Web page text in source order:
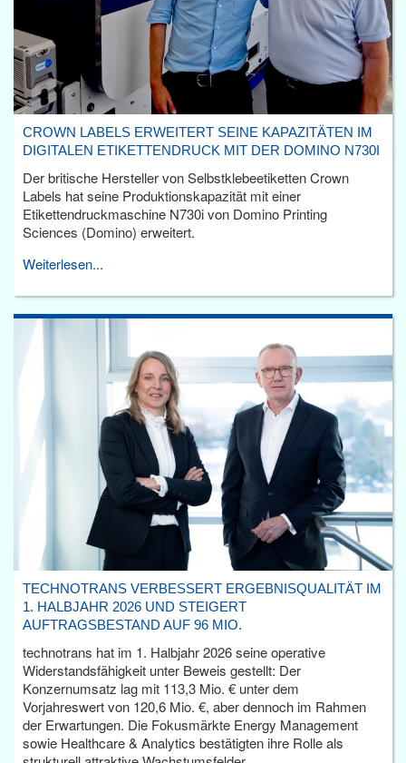
CROWN LABELS ERWEITERT SEINE KAPAZITÄTEN IM
DIGITALEN ETIKETTENDRUCK MIT DER DOMINO N730I
Der britische Hersteller von Selbstklebeetiketten Crown
Labels hat seine Produktionskapazität mit einer
Etikettendruckmaschine N730i von Domino Printing
Sciences (Domino) erweitert.
Weiterlesen...
TECHNOTRANS VERBESSERT ERGEBNISQUALITÄT IM
1. HALBJAHR 2026 UND STEIGERT
AUFTRAGSBESTAND AUF 96 MIO.
technotrans hat im 1. Halbjahr 2026 seine operative
Widerstandsfähigkeit unter Beweis gestellt: Der
Konzernumsatz lag mit 113,3 Mio. € unter dem
Vorjahreswert von 120,6 Mio. €, aber dennoch im Rahmen
der Erwartungen. Die Fokusmärkte Energy Management
sowie Healthcare & Analytics bestätigten ihre Rolle als